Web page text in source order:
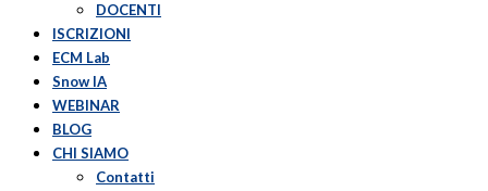
DOCENTI
ISCRIZIONI
ECM Lab
Snow IA
WEBINAR
BLOG
CHI SIAMO
Contatti